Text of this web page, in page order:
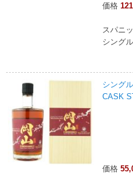
価格
スパニ
シング
シング
CASK
価格